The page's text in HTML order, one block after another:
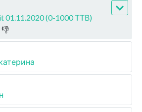
01.11.2020 (0-1000 ТТВ)
👎